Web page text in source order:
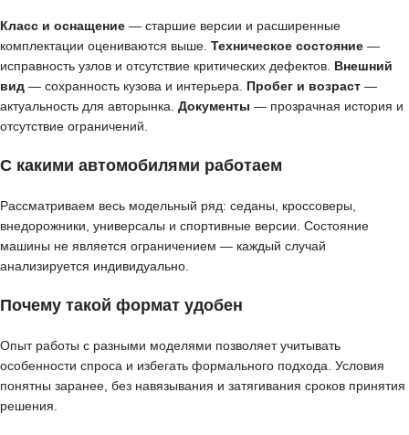
Класс и оснащение — старшие версии и расширенные
комплектации оцениваются выше. Техническое состояние —
исправность узлов и отсутствие критических дефектов. Внешний
вид — сохранность кузова и интерьера. Пробег и возраст —
актуальность для авторынка. Документы — прозрачная история и
отсутствие ограничений.
С какими автомобилями работаем
Рассматриваем весь модельный ряд: седаны, кроссоверы,
внедорожники, универсалы и спортивные версии. Состояние
машины не является ограничением — каждый случай
анализируется индивидуально.
Почему такой формат удобен
Опыт работы с разными моделями позволяет учитывать
особенности спроса и избегать формального подхода. Условия
понятны заранее, без навязывания и затягивания сроков принятия
решения.